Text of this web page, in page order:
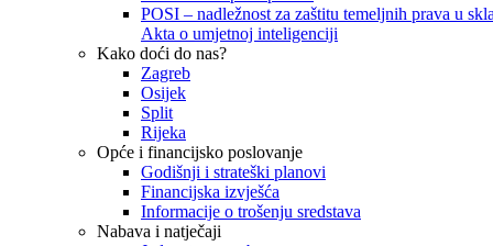
POSI – nadležnost za zaštitu temeljnih prava u
Akta o umjetnoj inteligenciji
Kako doći do nas?
Zagreb
Osijek
Split
Rijeka
Opće i financijsko poslovanje
Godišnji i strateški planovi
Financijska izvješća
Informacije o trošenju sredstava
Nabava i natječaji